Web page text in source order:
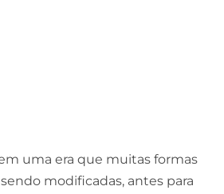
uma era que muitas formas
modificadas, antes para